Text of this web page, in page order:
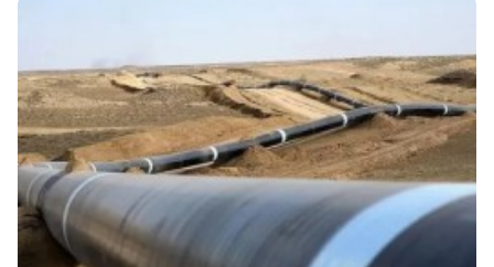
აშშ-ის პრეზიდენტმა დონალდ ტრამპმა უნდა მოაწეროს
ხელი. უცნობია, როდის განიხილავს კანონპროექტს
პალატა.კანონპროექტის ინიციატორად დასახელებულია
სენატორი ლინდსი გრემი, რომელიც 2026 წლის 11 ივლისს
გარდაიცვალა. „ეს კანონი პუტინს მტკივნეულ ადგილზე
ურტყამს“, - განაცხადა მისმა დამ დარლინ გრემ ნორდონმა,
რომელმაც სენატში მისი ადგილი დაიკავა.„დღეს ზელენსკი
ამას უკრაინიდან აკვირდება, ხოლო პუტინი - მოსკოვიდან“,
- განაცხადა სენატორმა რიჩარდ ბლუმენთალმა,
დემოკრატმა კონექტიკუტის შტატიდან, რომელიც სამხრეთ